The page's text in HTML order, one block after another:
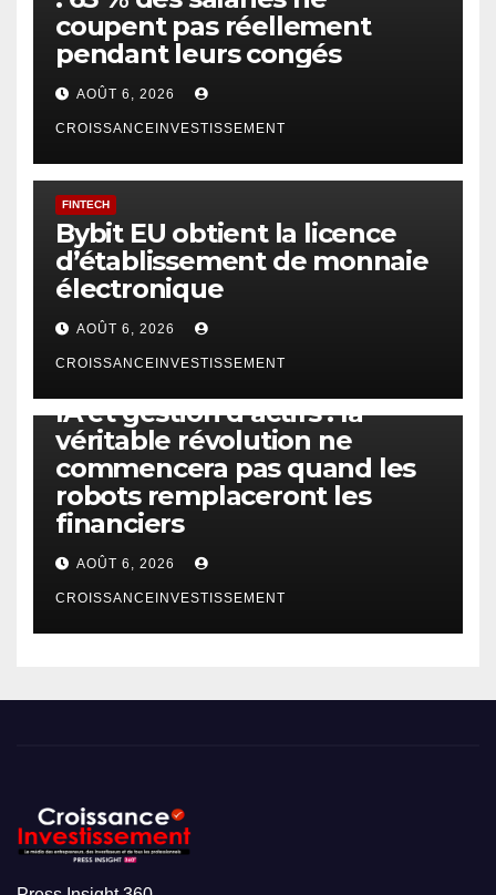
coupent pas réellement
pendant leurs congés
AOÛT 6, 2026
CROISSANCEINVESTISSEMENT
FINTECH
Bybit EU obtient la licence
d’établissement de monnaie
électronique
AOÛT 6, 2026
CROISSANCEINVESTISSEMENT
IA et gestion d’actifs : la
véritable révolution ne
commencera pas quand les
robots remplaceront les
financiers
AOÛT 6, 2026
CROISSANCEINVESTISSEMENT